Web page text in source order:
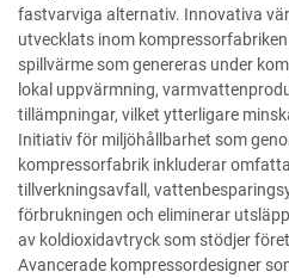
fastvarviga alternativ. Innovativa
utvecklats inom
spillvärme som genereras under
lokal uppvärmning,
tillämpningar, vilket ytterligare
Initiativ för miljöhållbarhet som
kompressorfabrik inkluderar
tillverkningsavfall,
förbrukningen och eliminerar
av koldioxidavtryck som stödjer
Avancerade kompressordesigner